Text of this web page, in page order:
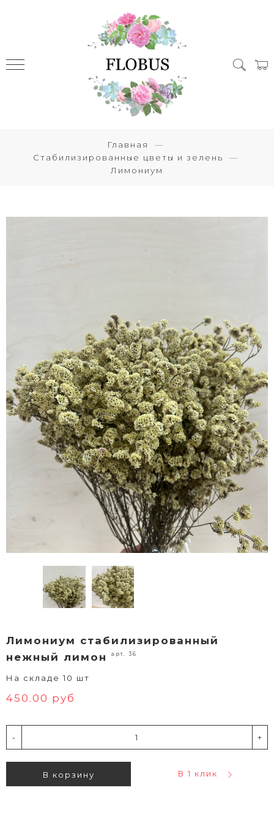
Главная
Стабилизированные цветы и зелень
Лимониум
Лимониум стабилизированный
нежный лимон
арт. 36
На складе 10 шт
450.00 руб
- +
В корзину В 1 клик